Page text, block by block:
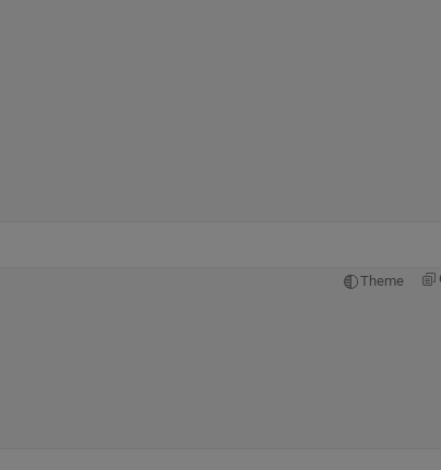
Theme